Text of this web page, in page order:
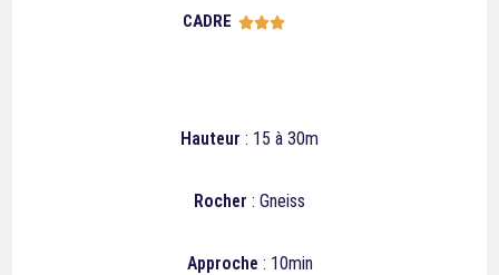
CADRE 
Hauteur : 15 à 30m
Rocher : Gneiss
Approche : 10min